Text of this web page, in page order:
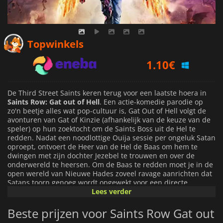
Topwinkels
2.23€
2.99€
De Third Street Saints keren terug voor een laatste hoera in
Saints Row: Gat out of Hell. Een actie-komedie parodie op
zo'n beetje alles wat pop-cultuur is, Gat Out of Hell volgt de
avonturen van Gat of Kinzie (afhankelijk van de keuze van de
speler) op hun zoektocht om de Saints Boss uit de Hel te
redden. Nadat een noodlottige Ouija sessie per ongeluk Satan
oproept, ontvoert de Heer van de Hel de Baas om hem te
dwingen met zijn dochter Jezebel te trouwen en over de
onderwereld te heersen. Om de Baas te redden moet je in de
open wereld van Nieuwe Hades zoveel ravage aanrichten dat
Satans toorn genoeg wordt opgewekt voor een directe
confrontatie. Daarna is het voor iedereen gissen wat er
Saints Row: Gat Out of Hell biedt een stad met vijf
verschillende wijken om te verkennen. Je superkrachten uit
Lees verder
Beste prijzen voor Saints Row Gat out